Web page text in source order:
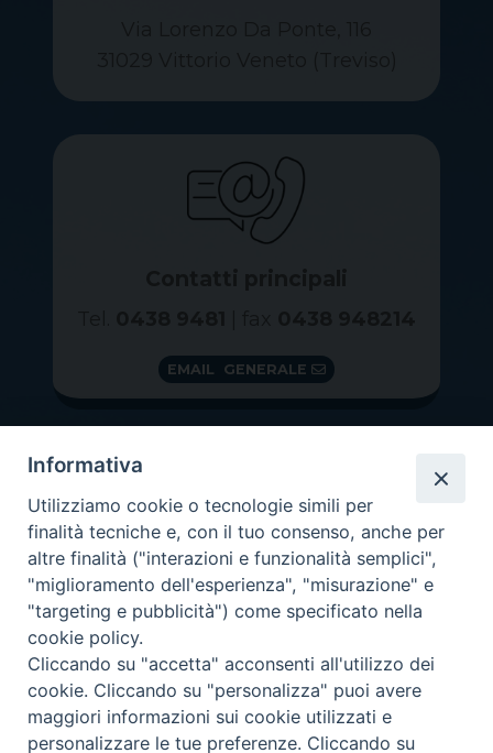
EMAIL GENERALE
GRAZIE PER IL TUO AIUTO
Insieme per la Diocesi
Informativa
Utilizziamo cookie o tecnologie simili per
finalità tecniche e, con il tuo consenso, anche per
altre finalità ("interazioni e funzionalità semplici",
"miglioramento dell'esperienza", "misurazione" e
"targeting e pubblicità") come specificato nella
cookie policy.
Cliccando su "accetta" acconsenti all'utilizzo dei
cookie. Cliccando su "personalizza" puoi avere
maggiori informazioni sui cookie utilizzati e
personalizzare le tue preferenze. Cliccando su